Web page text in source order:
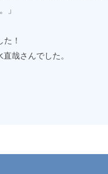
」
！
哉さんでした。